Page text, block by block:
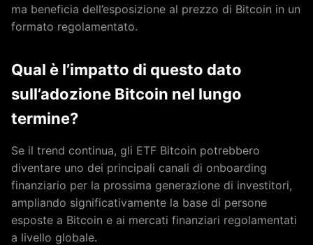
ma beneficia dell’esposizione al prezzo di Bitcoin in un
formato regolamentato.
Qual è l’impatto di questo dato
sull’adozione Bitcoin nel lungo
termine?
Se il trend continua, gli ETF Bitcoin potrebbero
diventare uno dei principali canali di onboarding
finanziario per la prossima generazione di investitori,
ampliando significativamente la base di persone
esposte a Bitcoin e ai mercati finanziari regolamentati
a livello globale.